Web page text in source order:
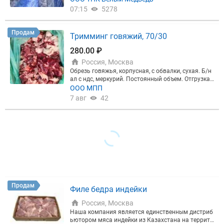
МК (Сухой) Свин Тримминг 90/10 ВМК (Сухой) Св.
Ребро Лента мон зам. Калуж. Св. Ребро с грудинк
и Экспорт (КМПЗ) в/у Св. Ребро Дачные (Миратор
на блочная второй сорт Говядина кусковая. Гов.
ный Гов. Вырезка Гов Рагу
07:15
5278
Продам
Тримминг говяжий, 70/30
280.00 ₽
Россия, Москва
Обрезь говяжья, корпусная, с обвалки, сухая. Б/н
ал с ндс, меркурий. Постоянный объем. Отгрузка
-Москва.
ООО МПП
7 авг
42
Продам Филе бедра индейки
Россия, Москва
Наша компания является единственным дистриб
ьютором мяса индейки из Казахстана на террито